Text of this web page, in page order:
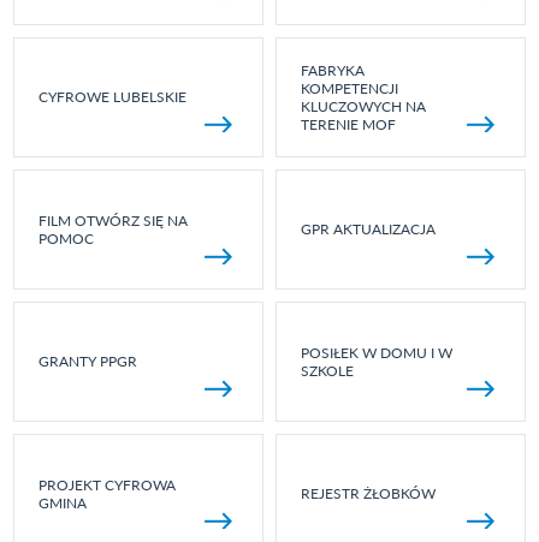
CYFROWE LUBELSKIE
FABRYKA
KOMPETENCJI
KLUCZOWYCH NA
TERENIE MOF
FILM OTWÓRZ SIĘ NA
POMOC
GPR AKTUALIZACJA
GRANTY PPGR
POSIŁEK W DOMU I W
SZKOLE
PROJEKT CYFROWA
GMINA
REJESTR ŻŁOBKÓW